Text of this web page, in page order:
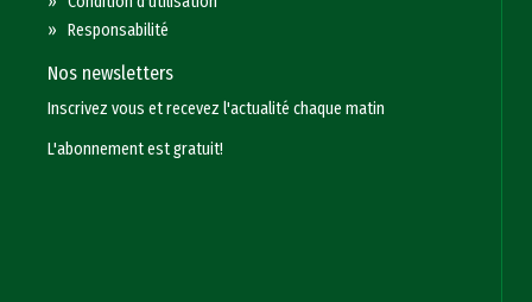
»Responsabilité
Nos newsletters
Inscrivez vous et recevez l'actualité chaque matin
L'abonnement est gratuit!